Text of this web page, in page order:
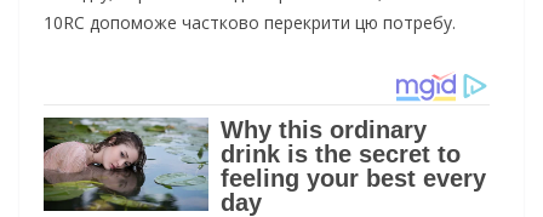
10RC допоможе частково перекрити цю потребу.